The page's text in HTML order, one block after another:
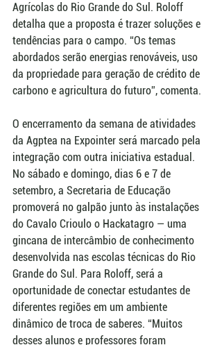
Agrícolas do Rio Grande do Sul. Roloff
detalha que a proposta é trazer soluções e
tendências para o campo. “Os temas
abordados serão energias renováveis, uso
da propriedade para geração de crédito de
carbono e agricultura do futuro”, comenta.
O encerramento da semana de atividades
da Agptea na Expointer será marcado pela
integração com outra iniciativa estadual.
No sábado e domingo, dias 6 e 7 de
setembro, a Secretaria de Educação
promoverá no galpão junto às instalações
do Cavalo Crioulo o Hackatagro — uma
gincana de intercâmbio de conhecimento
desenvolvida nas escolas técnicas do Rio
Grande do Sul. Para Roloff, será a
oportunidade de conectar estudantes de
diferentes regiões em um ambiente
dinâmico de troca de saberes. “Muitos
desses alunos e professores foram